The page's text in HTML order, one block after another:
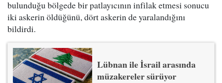
bulunduğu bölgede bir patlayıcının infilak etmesi sonucu
iki askerin öldüğünü, dört askerin de yaralandığını
bildirdi.
Lübnan ile İsrail arasında
müzakereler sürüyor